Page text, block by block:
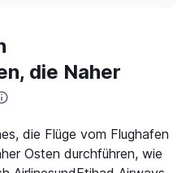
die Naher
die Flüge vom Flughafen
Osten durchführen, wie